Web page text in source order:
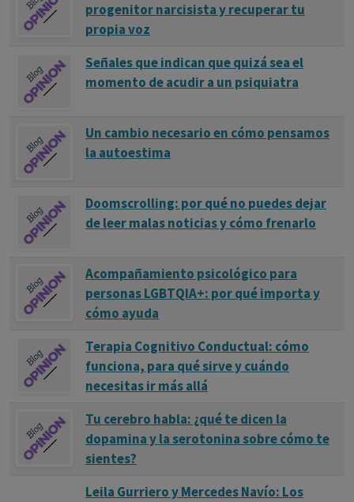
progenitor narcisista y recuperar tu
propia voz
Señales que indican que quizá sea el
momento de acudir a un psiquiatra
Un cambio necesario en cómo pensamos
la autoestima
Doomscrolling: por qué no puedes dejar
de leer malas noticias y cómo frenarlo
Acompañamiento psicológico para
personas LGBTQIA+: por qué importa y
cómo ayuda
Terapia Cognitivo Conductual: cómo
funciona, para qué sirve y cuándo
necesitas ir más allá
Tu cerebro habla: ¿qué te dicen la
dopamina y la serotonina sobre cómo te
sientes?
Leila Gurriero y Mercedes Navío: Los